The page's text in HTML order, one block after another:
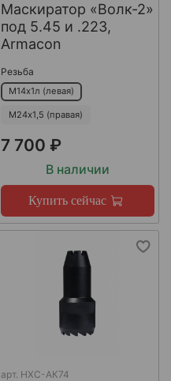
Маскиратор «Волк-2»
под 5.45 и .223,
Armacon
Резьба
М14х1л (левая)
М24х1,5 (правая)
7 700 ₽
В наличии
Купить сейчас
арт. НХС-АК74